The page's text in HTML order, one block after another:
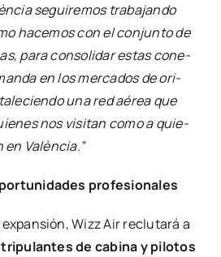
segui­re­mos tra­ba­jan­do
hace­mos con el con­jun­to de
para con­so­li­dar estas cone­
en los mer­ca­dos de ori­
una red aérea que
nos visi­tan como a quie­
Valèn­cia.”
pro­fe­sio­na­les
Wizz Air reclu­ta­rá a
de cabi­na y pilo­tos